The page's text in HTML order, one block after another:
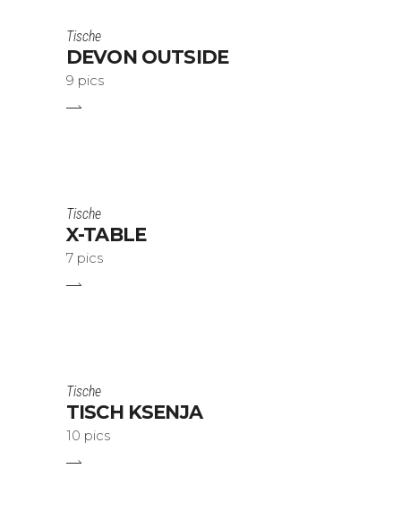
Tische
DEVON OUTSIDE
9 pics
Tische
X-TABLE
7 pics
Tische
TISCH KSENJA
10 pics